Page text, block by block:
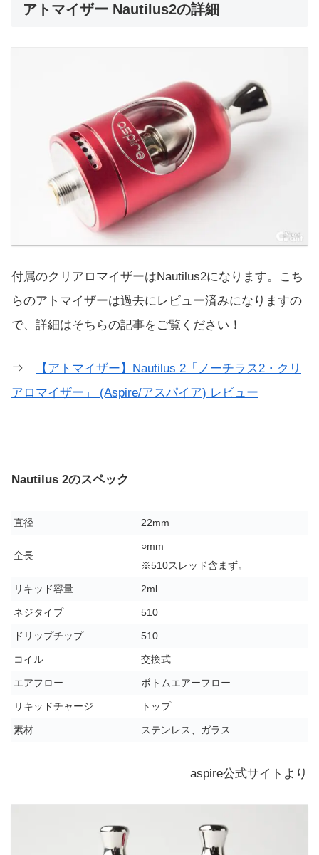
アトマイザー Nautilus2の詳細
付属のクリアロマイザーはNautilus2になります。こち
らのアトマイザーは過去にレビュー済みになりますの
で、詳細はそちらの記事をご覧ください！
⇒
【アトマイザー】Nautilus 2「ノーチラス2・クリ
アロマイザー」 (Aspire/アスパイア) レビュー
Nautilus 2のスペック
直径 22mm
全長
○mm
※510スレッド含まず。
リキッド容量 2ml
ネジタイプ 510
ドリップチップ 510
コイル 交換式
エアフロー ボトムエアーフロー
リキッドチャージ トップ
素材 ステンレス、ガラス
aspire公式サイトより